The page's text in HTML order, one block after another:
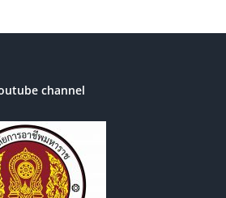
channel